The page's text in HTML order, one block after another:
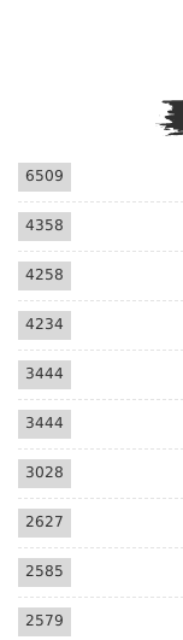
6509
4358
4258
4234
3444
3444
3028
2627
2585
2579